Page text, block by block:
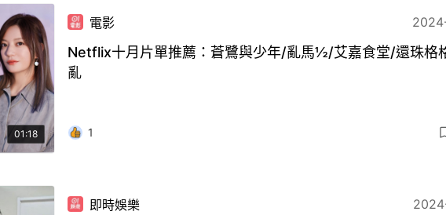
01:18
電影
Netflix十月片單推薦：蒼鷺與少年/亂馬½/艾嘉食堂/還珠格
亂
1
即時娛樂